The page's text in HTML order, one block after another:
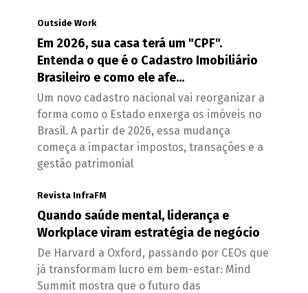
Outside Work
Em 2026, sua casa terá um "CPF".
Entenda o que é o Cadastro Imobiliário
Brasileiro e como ele afe...
Um novo cadastro nacional vai reorganizar a
forma como o Estado enxerga os imóveis no
Brasil. A partir de 2026, essa mudança
começa a impactar impostos, transações e a
gestão patrimonial
Revista InfraFM
Quando saúde mental, liderança e
Workplace viram estratégia de negócio
De Harvard a Oxford, passando por CEOs que
já transformam lucro em bem-estar: Mind
Summit mostra que o futuro das